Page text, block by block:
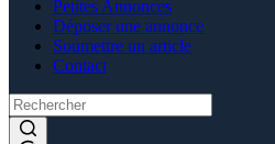
Petites Annonces
Déposer une annonce
Soumettre un article
Contact